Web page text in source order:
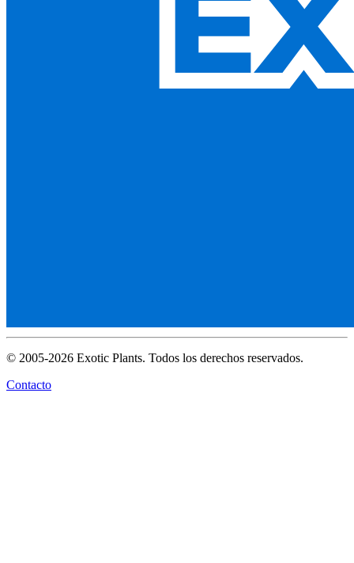
© 2005-2026 Exotic Plants. Todos los derechos reservados.
Contacto